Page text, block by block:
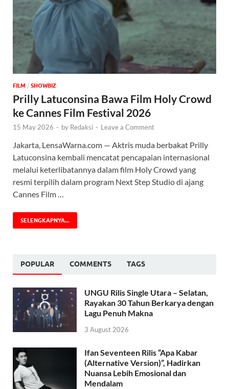
FILM / ‎SHOWBIZ
Prilly Latuconsina Bawa Film Holy Crowd
ke Cannes Film Festival 2026
15 May 2026 - by Redaksi - Leave a Comment
Jakarta, LensaWarna.com — Aktris muda berbakat Prilly
Latuconsina kembali mencatat pencapaian internasional
melalui keterlibatannya dalam film Holy Crowd yang
resmi terpilih dalam program Next Step Studio di ajang
Cannes Film …
SELENGKAPNYA...
POPULAR COMMENTS TAGS
UNGU Rilis Single Utara – Selatan,
Rayakan 30 Tahun Berkarya dengan
Lagu Penuh Makna
3 August 2026
Ifan Seventeen Rilis “Apa Kabar
(Alternative Version)”, Hadirkan
Nuansa Lebih Emosional dan
Mendalam